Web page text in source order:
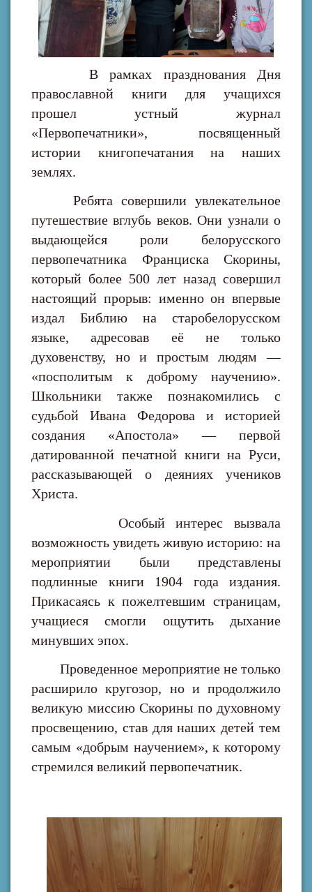
В рамках празднования Дня
православной книги для учащихся
прошел устный журнал
«Первопечатники», посвященный
истории книгопечатания на наших
землях.
Ребята совершили увлекательное
путешествие вглубь веков. Они узнали о
выдающейся роли белорусского
первопечатника Франциска Скорины,
который более 500 лет назад совершил
настоящий прорыв: именно он впервые
издал Библию на старобелорусском
языке, адресовав её не только
духовенству, но и простым людям —
«посполитым к доброму научению».
Школьники также познакомились с
судьбой Ивана Федорова и историей
создания «Апостола» — первой
датированной печатной книги на Руси,
рассказывающей о деяниях учеников
Христа.
Особый интерес вызвала
возможность увидеть живую историю: на
мероприятии были представлены
подлинные книги 1904 года издания.
Прикасаясь к пожелтевшим страницам,
учащиеся смогли ощутить дыхание
минувших эпох.
Проведенное мероприятие не только
расширило кругозор, но и продолжило
великую миссию Скорины по духовному
просвещению, став для наших детей тем
самым «добрым научением», к которому
стремился великий первопечатник.